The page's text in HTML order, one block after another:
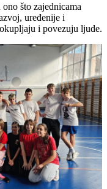
što zajednicama
uređenije i
i povezuju ljude.